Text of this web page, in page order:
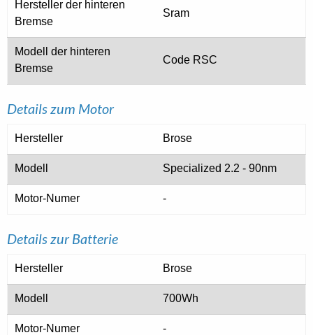
Hersteller der hinteren
Bremse
Sram
Modell der hinteren
Bremse
Code RSC
Details zum Motor
Hersteller Brose
Modell Specialized 2.2 - 90nm
Motor-Numer -
Details zur Batterie
Hersteller Brose
Modell 700Wh
Motor-Numer -